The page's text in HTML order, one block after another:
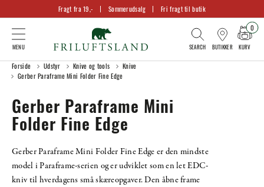
Fragt fra 19,- Sommerudsalg Fri fragt til butik
BUTIKKER KURV
0
Forside Udstyr Knive og tools
Knive
Gerber Paraframe Mini Folder Fine Edge
Gerber Paraframe Mini
Folder Fine Edge
Gerber Paraframe Mini Folder Fine Edge er den mindste
model i Paraframe-serien og er udviklet som en let EDC-
kniv til hverdagens små skæreopgaver. Den åbne frame